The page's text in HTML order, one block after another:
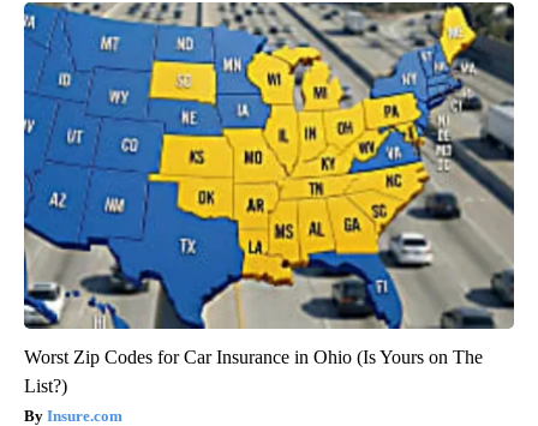
Worst Zip Codes for Car Insurance in Ohio (Is Yours on The
List?)
Insure.com